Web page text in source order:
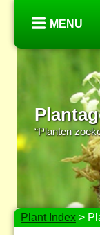
MENU
“Planten
Plant Index >